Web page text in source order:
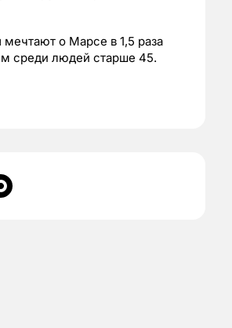
о Марсе в 1,5 раза
среди людей старше 45.